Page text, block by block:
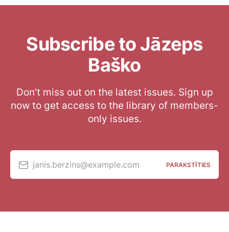
Subscribe to Jāzeps
Baško
Don’t miss out on the latest issues. Sign up
now to get access to the library of members-
only issues.
janis.berzins@example.com PARAKSTĪTIES